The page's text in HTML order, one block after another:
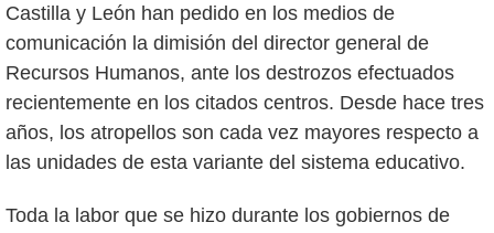
Castilla y León han pedido en los medios de
comunicación la dimisión del director general de
Recursos Humanos, ante los destrozos efectuados
recientemente en los citados centros. Desde hace tres
años, los atropellos son cada vez mayores respecto a
las unidades de esta variante del sistema educativo.
Toda la labor que se hizo durante los gobiernos de